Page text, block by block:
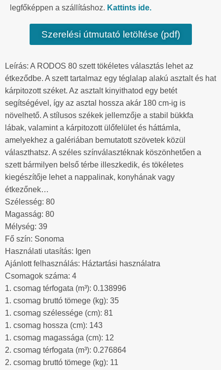
legfőképpen a szállításhoz. Kattints ide.
Szerelési útmutató letöltése (pdf)
Leírás: A RODOS 80 szett tökéletes választás lehet az
étkeződbe. A szett tartalmaz egy téglalap alakú asztalt és hat
kárpitozott széket. Az asztalt kinyithatod egy betét
segítségével, így az asztal hossza akár 180 cm-ig is
növelhető. A stílusos székek jellemzője a stabil bükkfa
lábak, valamint a kárpitozott ülőfelület és háttámla,
amelyekhez a galériában bemutatott szövetek közül
választhatsz. A széles színválasztéknak köszönhetően a
szett bármilyen belső térbe illeszkedik, és tökéletes
kiegészítője lehet a nappalinak, konyhának vagy
étkezőnek…
Szélesség: 80
Magasság: 80
Mélység: 39
Fő szín: Sonoma
Használati utasítás: Igen
Ajánlott felhasználás: Háztartási használatra
Csomagok száma: 4
1. csomag térfogata (m³): 0.138996
1. csomag bruttó tömege (kg): 35
1. csomag szélessége (cm): 81
1. csomag hossza (cm): 143
1. csomag magassága (cm): 12
2. csomag térfogata (m³): 0.276864
2. csomag bruttó tömege (kg): 11